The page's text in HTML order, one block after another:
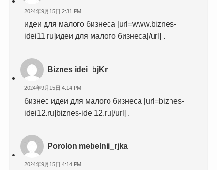
2024年9月15日 2:31 PM
идеи для малого бизнеса [url=www.biznes-
idei11.ru]идеи для малого бизнеса[/url] .
Biznes idei_bjKr
2024年9月15日 4:14 PM
бизнес идеи для малого бизнеса [url=biznes-
idei12.ru]biznes-idei12.ru[/url] .
Porolon mebelnii_rjka
2024年9月15日 4:14 PM